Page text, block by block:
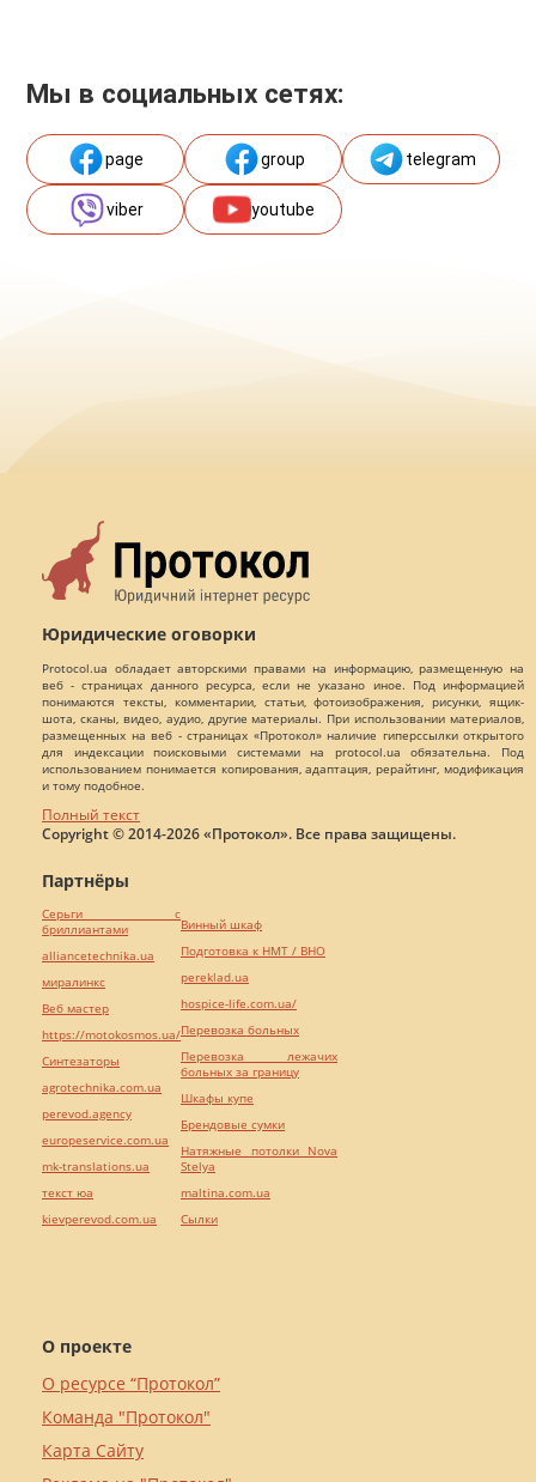
Мы в социальных сетях:
page group telegram
viber youtube
Юридические оговорки
Protocol.ua обладает авторскими правами на информацию, размещенную на
веб - страницах данного ресурса, если не указано иное. Под информацией
понимаются тексты, комментарии, статьи, фотоизображения, рисунки, ящик-
шота, сканы, видео, аудио, другие материалы. При использовании материалов,
размещенных на веб - страницах «Протокол» наличие гиперссылки открытого
для индексации поисковыми системами на protocol.ua обязательна. Под
использованием понимается копирования, адаптация, рерайтинг, модификация
и тому подобное.
Полный текст
Copyright © 2014-2026 «Протокол». Все права защищены.
О проекте
О ресурсе “Протокол”
Команда "Протокол"
Карта Сайту
Партнёры
Серьги с
бриллиантами
alliancetechnika.ua
миралинкс
Веб мастер
https://motokosmos.ua/
Синтезаторы
agrotechnika.com.ua
perevod.agency
europeservice.com.ua
mk-translations.ua
текст юа
kievperevod.com.ua
Винный шкаф
Подготовка к НМТ / ВНО
pereklad.ua
hospice-life.com.ua/
Перевозка больных
Перевозка лежачих
больных за границу
Шкафы купе
Брендовые сумки
Натяжные потолки Nova
Stelya
maltina.com.ua
Cылки